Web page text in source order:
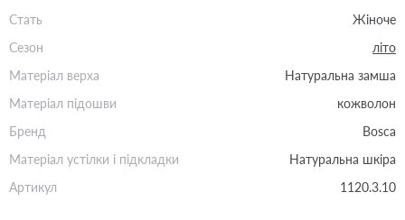
Стать
Жіноче
Сезон
літо
Матеріал верха
Натуральна замша
Матеріал підошви
кожволон
Бренд
Bosca
Матеріал устілки і підкладки
Натуральна шкіра
Артикул
1120.3.10